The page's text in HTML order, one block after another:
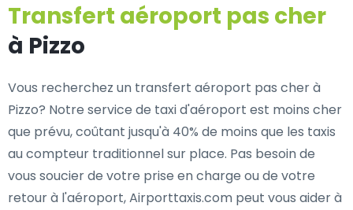
Transfert aéroport pas cher
à Pizzo
Vous recherchez un transfert aéroport pas cher à
Pizzo? Notre service de taxi d'aéroport est moins cher
que prévu, coûtant jusqu'à 40% de moins que les taxis
au compteur traditionnel sur place. Pas besoin de
vous soucier de votre prise en charge ou de votre
retour à l'aéroport, Airporttaxis.com peut vous aider à